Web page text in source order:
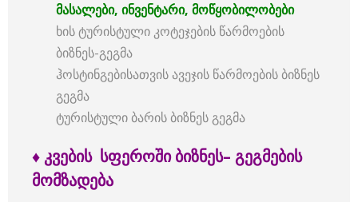
მასალები, ინვენტარი, მოწყობილობები
ხის ტურისტული კოტეჯების წარმოების
ბიზნეს-გეგმა
ჰოსტინგებისათვის ავეჯის წარმოების ბიზნეს
გეგმა
ტურისტული ბარის ბიზნეს გეგმა
♦ კვების სფეროში ბიზნეს– გეგმების
მომზადება